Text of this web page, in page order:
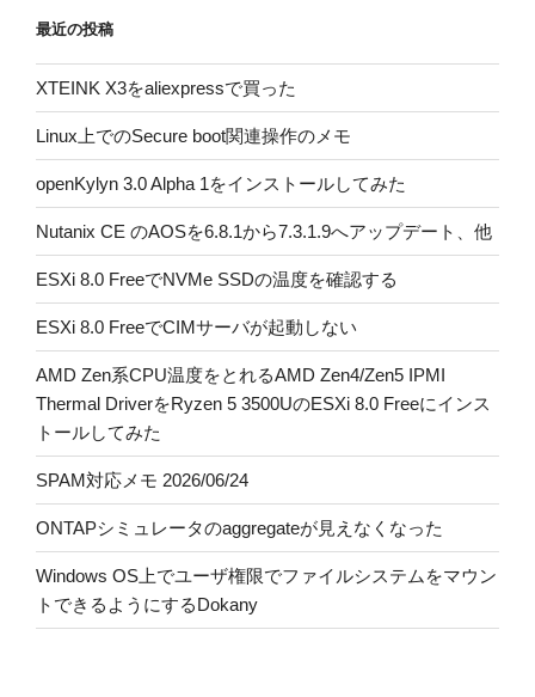
最近の投稿
XTEINK X3をaliexpressで買った
Linux上でのSecure boot関連操作のメモ
openKylyn 3.0 Alpha 1をインストールしてみた
Nutanix CE のAOSを6.8.1から7.3.1.9へアップデート、他
ESXi 8.0 FreeでNVMe SSDの温度を確認する
ESXi 8.0 FreeでCIMサーバが起動しない
AMD Zen系CPU温度をとれるAMD Zen4/Zen5 IPMI
Thermal DriverをRyzen 5 3500UのESXi 8.0 Freeにインス
トールしてみた
SPAM対応メモ 2026/06/24
ONTAPシミュレータのaggregateが見えなくなった
Windows OS上でユーザ権限でファイルシステムをマウン
トできるようにするDokany